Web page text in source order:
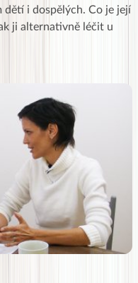
dětí i dospělých. Co je její
ji alternativně léčit u